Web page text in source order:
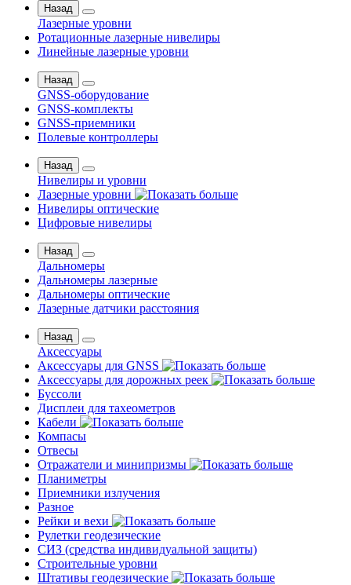
Назад
Лазерные уровни
Ротационные лазерные нивелиры
Линейные лазерные уровни
Назад
GNSS-оборудование
GNSS-комплекты
GNSS-приемники
Полевые контроллеры
Назад
Нивелиры и уровни
Лазерные уровни
Нивелиры оптические
Цифровые нивелиры
Назад
Дальномеры
Дальномеры лазерные
Дальномеры оптические
Лазерные датчики расстояния
Назад
Аксессуары
Аксессуары для GNSS
Аксессуары для дорожных реек
Буссоли
Дисплеи для тахеометров
Кабели
Компасы
Отвесы
Отражатели и минипризмы
Планиметры
Приемники излучения
Разное
Рейки и вехи
Рулетки геодезические
СИЗ (средства индивидуальной защиты)
Строительные уровни
Штативы геодезические